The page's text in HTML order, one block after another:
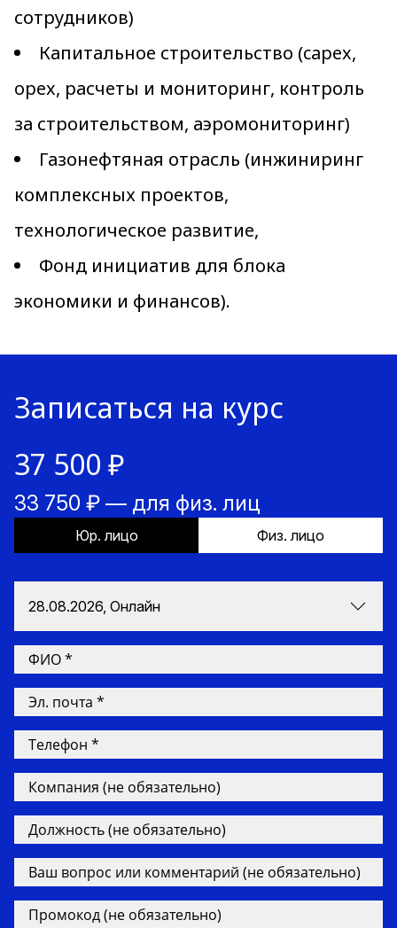
сотрудников)
Капитальное строительство (capex,
opex, расчеты и мониторинг, контроль
за строительством, аэромониторинг)
Газонефтяная отрасль (инжиниринг
комплексных проектов,
технологическое развитие,
Фонд инициатив для блока
экономики и финансов).
Записаться на курс
37 500 ₽
33 750 ₽ — для физ. лиц
Юр. лицо Физ. лицо
28.08.2026, Онлайн